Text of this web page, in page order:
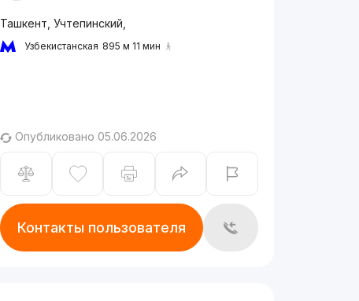
Ташкент, Учтепинский,
Узбекистанская 895 м 11 мин
Опубликовано 05.06.2026
Контакты пользователя